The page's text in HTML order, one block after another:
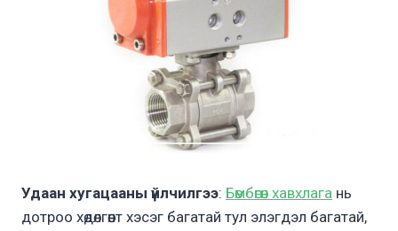
Удаан хугацааны үйлчилгээ: Бөмбөгөн хавхлага нь
дотроо хөдөлгөөнт хэсэг багатай тул элэгдэл багатай,